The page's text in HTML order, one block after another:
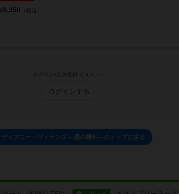
¥9,350 （税込）
ログイン/会員登録でコメント
ログインする
ディズニー・ヴィランズ ―悪の勝利―のトップに戻る